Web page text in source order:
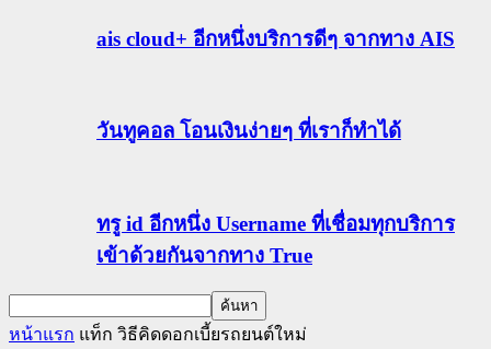
ais cloud+ อีกหนึ่งบริการดีๆ จากทาง AIS
วันทูคอล โอนเงินง่ายๆ ที่เราก็ทำได้
ทรู id อีกหนึ่ง Username ที่เชื่อมทุกบริการ
เข้าด้วยกันจากทาง True
หน้าแรก แท็ก วิธีคิดดอกเบี้ยรถยนต์ใหม่